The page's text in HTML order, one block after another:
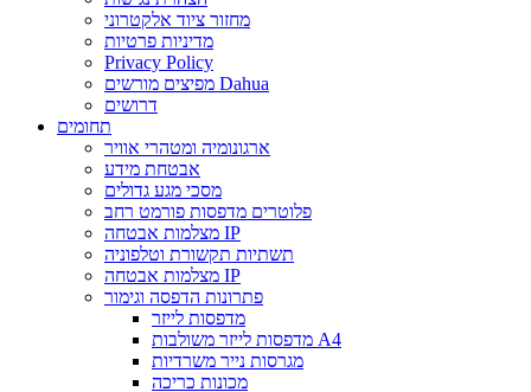
מחזור ציוד אלקטרוני
מדיניות פרטיות
Privacy Policy
מפיצים מורשים Dahua
דרושים
תחומים
ארגונומיה ומטהרי אוויר
אבטחת מידע
מסכי מגע גדולים
פלוטרים מדפסות פורמט רחב
מצלמות אבטחה IP
תשתיות תקשורת וטלפוניה
מצלמות אבטחה IP
פתרונות הדפסה וגימור
מדפסות לייזר
מדפסות לייזר משולבות A4
מגרסות נייר משרדיות
מכונות כריכה